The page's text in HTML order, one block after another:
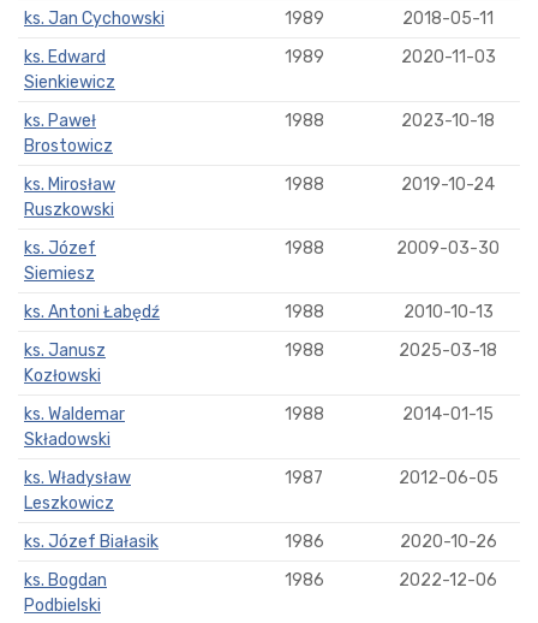
ks. Jan Cychowski
1989
2018-05-11
ks. Edward
Sienkiewicz
1989 2020-11-03
ks. Paweł
Brostowicz
1988 2023-10-18
ks. Mirosław
Ruszkowski
1988 2019-10-24
ks. Józef
Siemiesz
1988 2009-03-30
ks. Antoni Łabędź 1988
2010-10-13
ks. Janusz
Kozłowski
1988 2025-03-18
ks. Waldemar
Składowski
1988 2014-01-15
ks. Władysław
Leszkowicz
1987 2012-06-05
ks. Józef Białasik 1986
2020-10-26
ks. Bogdan
Podbielski
1986 2022-12-06